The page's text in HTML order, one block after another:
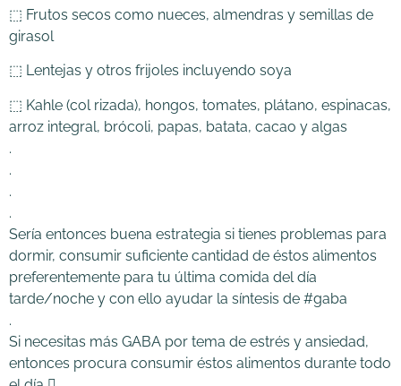
⬚ Frutos secos como nueces, almendras y semillas de
girasol
⬚ Lentejas y otros frijoles incluyendo soya
⬚ Kahle (col rizada), hongos, tomates, plátano, espinacas,
arroz integral, brócoli, papas, batata, cacao y algas
.
.
.
.
Sería entonces buena estrategia si tienes problemas para
dormir, consumir suficiente cantidad de éstos alimentos
preferentemente para tu última comida del día
tarde/noche y con ello ayudar la síntesis de #gaba
.
Si necesitas más GABA por tema de estrés y ansiedad,
entonces procura consumir éstos alimentos durante todo